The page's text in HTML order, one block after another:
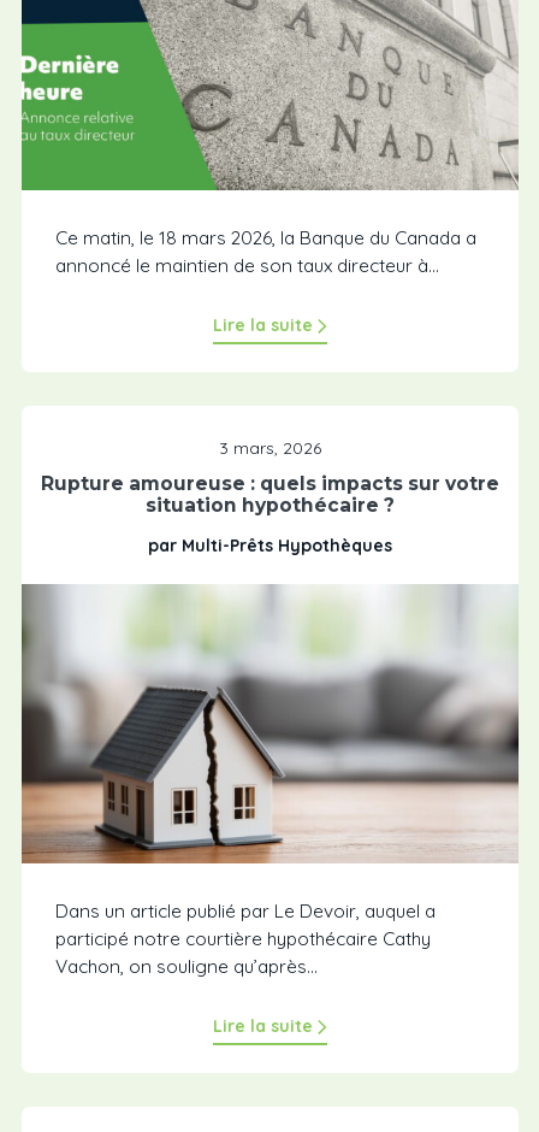
Ce matin, le 18 mars 2026, la Banque du Canada a
annoncé le maintien de son taux directeur à...
Lire la suite
3 mars, 2026
Rupture amoureuse : quels impacts sur votre
situation hypothécaire ?
par Multi-Prêts Hypothèques
Dans un article publié par Le Devoir, auquel a
participé notre courtière hypothécaire Cathy
Vachon, on souligne qu’après...
Lire la suite